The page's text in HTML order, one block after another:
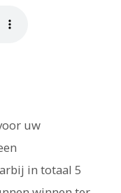
uw
in totaal 5